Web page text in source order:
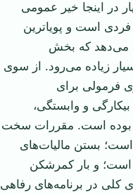
در اينجا خير عمومی
فردی است و پويا‌ترين
می‌دهد كه ‏بخش
زياده می‌رود. از سوی
فرمولی برای
و وابستگی،
‏جلوگيری از روحيه كارآفرين ‏entrepreneur‏ بوده است. مقررات سخت
است؛ بستن ماليات‌های
است؛ و بار كمرشكن
كلی در برنامه‌های رفاهی